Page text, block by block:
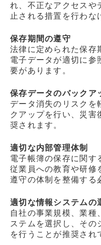
れ、不正なアクセスや
止される措置を行わな
保存期間の遵守
法律に定められた保存
電子データが適切に参
要があります。
保存データのバックア
データ消失のリスクを
クアップを行い、災害
奨されます。
適切な内部管理体制
電子帳簿の保存に関す
従業員への教育や研修
遵守の体制を整備する
適切な情報システムの
自社の事業規模、業種
ステムを選択し、その
を行うことが推奨され